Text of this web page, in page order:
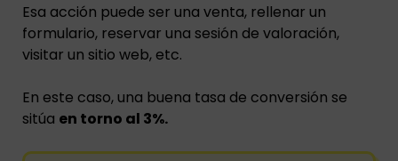
Esa acción puede ser una venta, rellenar un
formulario, reservar una sesión de valoración,
visitar un sitio web, etc.
En este caso, una buena tasa de conversión se
sitúa en torno al 3%.